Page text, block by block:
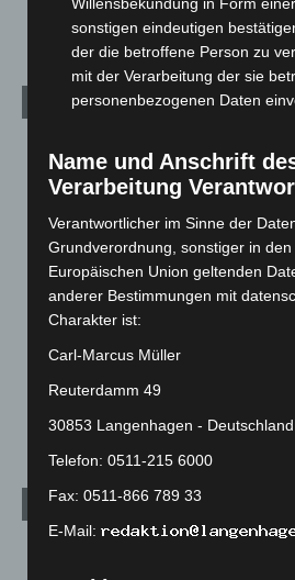
5. August 2026
Kategorien
Blaulicht
Corona-News
Hannover und Region
Langenhagen und Ortsteile
Leserbriefe
Menschen
Über uns
Veranstaltungen
Archiv
Willensbekundung in Form
sonstigen eindeutigen
der die betroffene Person zu
mit der Verarbeitung der sie
personenbezogenen Daten
Name und Anschrift
Verarbeitung
Verantwortlicher im Sinne der
Grundverordnung, sonstiger in
Europäischen Union geltenden
anderer Bestimmungen mit
Charakter ist:
Carl-Marcus Müller
Reuterdamm 49
30853 Langenhagen - Deutschland
Telefon: 0511-215 6000
Fax: 0511-866 789 33
E-Mail: